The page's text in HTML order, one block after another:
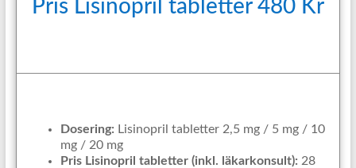
Pris Lisinopril tabletter 480 Kr
Dosering: Lisinopril tabletter 2,5 mg / 5 mg / 10
mg / 20 mg
Pris Lisinopril tabletter (inkl. läkarkonsult): 28